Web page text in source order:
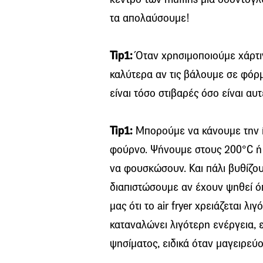
τα απολαύσουμε!
Tip1:Όταν χρησιμοποιούμε
καλύτερα αν τις βάλουμε σε
είναι τόσο στιβαρές όσο είναι
Tip1: Μπορούμε να κάνουμε την
φούρνο. Ψήνουμε στους 200°C
να φουσκώσουν. Και πάλι
διαπιστώσουμε αν έχουν ψηθεί
μας ότι το air fryer χρειάζεται
καταναλώνει λιγότερη ενέργεια,
ψησίματος, ειδικά όταν